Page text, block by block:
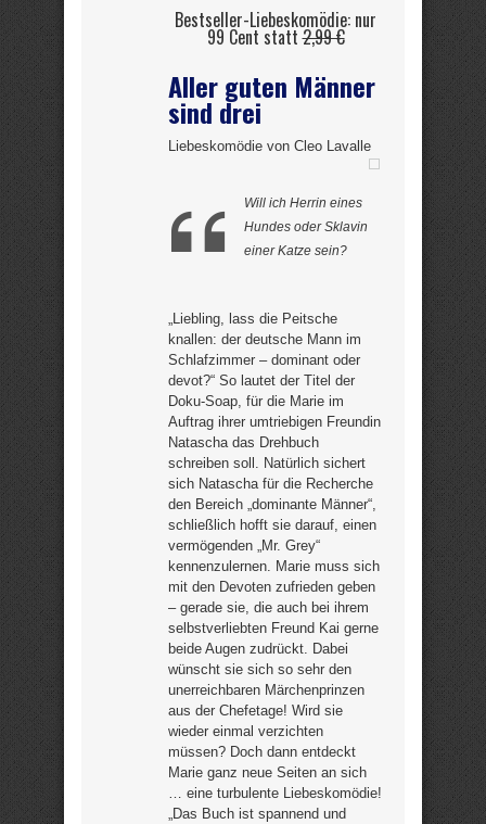
Bestseller-Liebeskomödie: nur
99 Cent statt2,99 €
Aller guten Männer
sind drei
Liebeskomödie von Cleo Lavalle
Will ich Herrin eines
Hundes oder Sklavin
einer Katze sein?
„Liebling, lass die Peitsche
knallen: der deutsche Mann im
Schlafzimmer – dominant oder
devot?“ So lautet der Titel der
Doku-Soap, für die Marie im
Auftrag ihrer umtriebigen Freundin
Natascha das Drehbuch
schreiben soll. Natürlich sichert
sich Natascha für die Recherche
den Bereich „dominante Männer“,
schließlich hofft sie darauf, einen
vermögenden „Mr. Grey“
kennenzulernen. Marie muss sich
mit den Devoten zufrieden geben
– gerade sie, die auch bei ihrem
selbstverliebten Freund Kai gerne
beide Augen zudrückt. Dabei
wünscht sie sich so sehr den
unerreichbaren Märchenprinzen
aus der Chefetage! Wird sie
wieder einmal verzichten
müssen? Doch dann entdeckt
Marie ganz neue Seiten an sich
… eine turbulente Liebeskomödie!
„Das Buch ist spannend und